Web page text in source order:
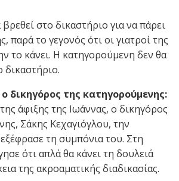
στο δικαστήριο για να πάρει
παρά το γεγονός ότι οι γιατροί της
το κάνει. Η κατηγορούμενη δεν θα
δικαστήριο.
δικηγόρος της κατηγορούμενης:
άφιξης της Ιωάννας, ο δικηγόρος
Σάκης Κεχαγιόγλου, την
τη συμπόνια του. Στη
ότι απλά θα κάνει τη δουλειά
της ακροαματικής διαδικασίας.